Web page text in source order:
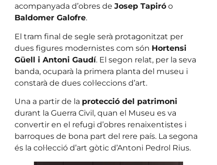
acompanyada d’obres de Josep Tapiró o
Baldomer Galofre.
El tram final de segle serà protagonitzat per
dues figures modernistes com són Hortensi
Güell i Antoni Gaudí. El segon relat, per la seva
banda, ocuparà la primera planta del museu i
constarà de dues col·leccions d’art.
Una a partir de la protecció del patrimoni
durant la Guerra Civil, quan el Museu es va
convertir en el refugi d’obres renaixentistes i
barroques de bona part del rere país. La segona
és la col·lecció d’art gòtic d’Antoni Pedrol Rius.